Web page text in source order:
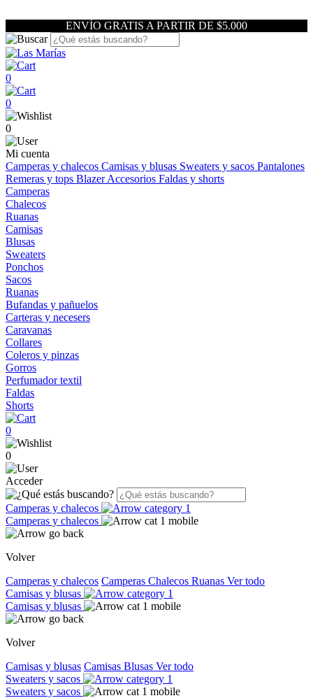
ENVÍO GRATIS A PARTIR DE $5.000
0
0
0
Mi cuenta
Camperas y chalecos Camisas y blusas Sweaters y sacos Pantalones
Remeras y tops BlazerAccesorios Faldas y shorts
Camperas
Chalecos
Ruanas
Camisas
Blusas
Sweaters
Ponchos
Sacos
Ruanas
Bufandas y pañuelos
Carteras y necesers
Caravanas
Collares
Coleros y pinzas
Gorros
Perfumador textil
Faldas
Shorts
0
0
Acceder
Camperas y chalecos
Camperas y chalecos
Volver
Camperas y chalecos Camperas Chalecos Ruanas Ver todo
Camisas y blusas
Camisas y blusas
Volver
Camisas y blusas Camisas Blusas Ver todo
Sweaters y sacos
Sweaters y sacos